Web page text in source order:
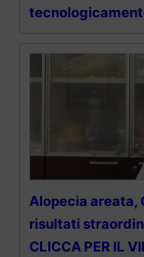
Alopecia areata,
risultati
CLICCA PER IL